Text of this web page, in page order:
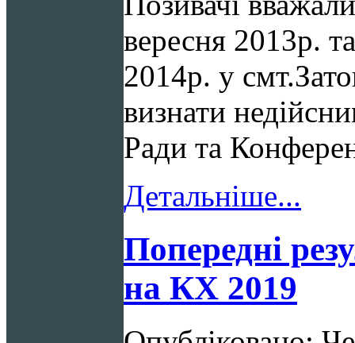
вересня 2013р.
2014р. у
визнати
Ради та
Детальніше...
Попередні
на КХ 2019